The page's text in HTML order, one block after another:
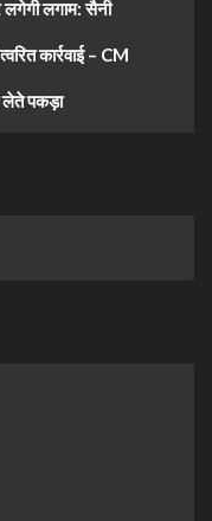
लगेगी लगाम: सैनी
कार्रवाई – CM
लेते पकड़ा